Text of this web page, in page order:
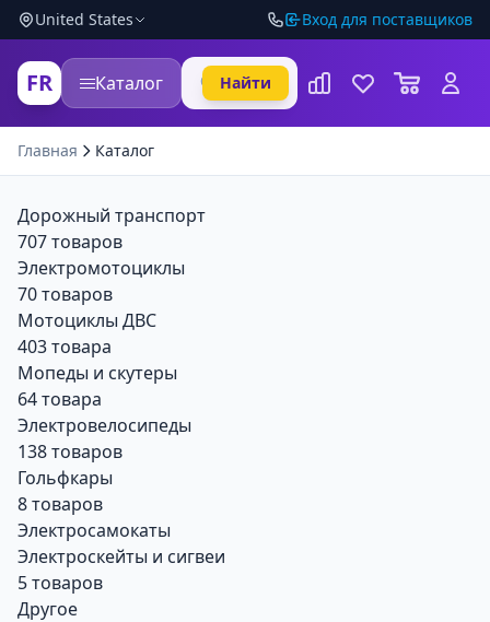
United States Вход для поставщиков
FR Каталог Найти
Главная Каталог
Дорожный транспорт
707 товаров
Электромотоциклы
70 товаров
Мотоциклы ДВС
403 товара
Мопеды и скутеры
64 товара
Электровелосипеды
138 товаров
Гольфкары
8 товаров
Электросамокаты
Электроскейты и сигвеи
5 товаров
Другое